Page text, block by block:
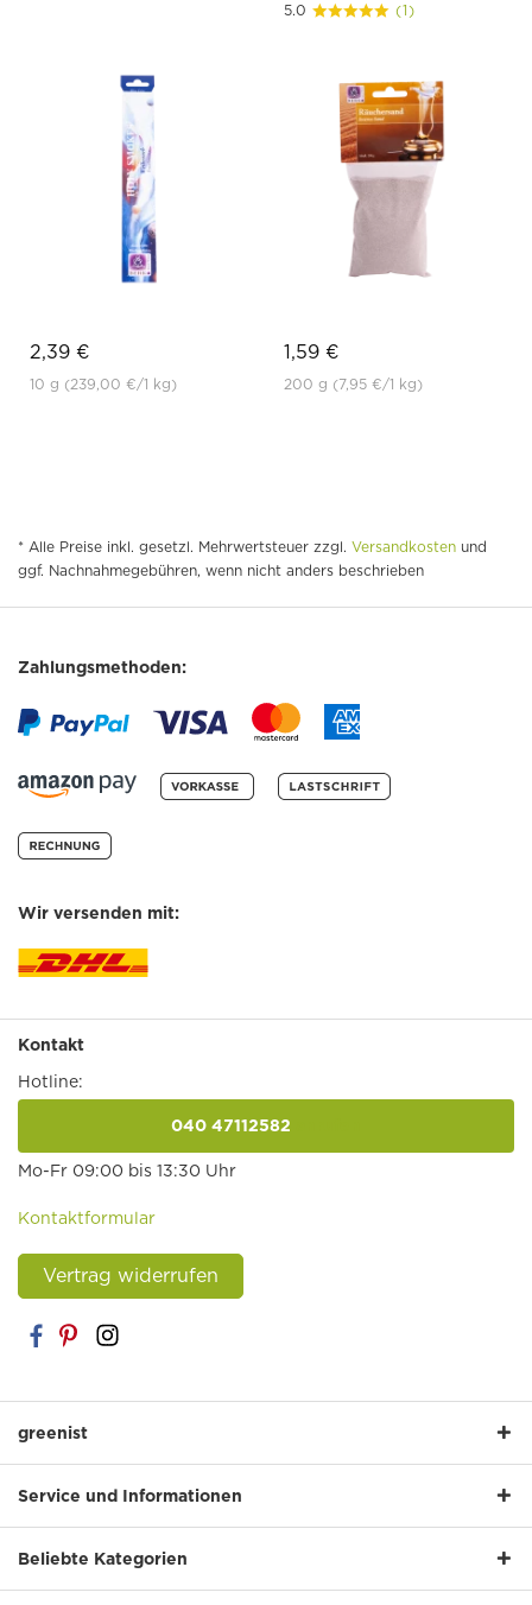
2,39 €
10 g (239,00 €/1 kg)
5.0 (1)
1,59 €
200 g (7,95 €/1 kg)
* Alle Preise inkl. gesetzl. Mehrwertsteuer zzgl. Versandkosten und
ggf. Nachnahmegebühren, wenn nicht anders beschrieben
Zahlungsmethoden:
Wir versenden mit:
Kontakt
Hotline:
040 47112582
Mo-Fr 09:00 bis 13:30 Uhr
Kontaktformular
Vertrag widerrufen
greenist
Service und Informationen
Beliebte Kategorien